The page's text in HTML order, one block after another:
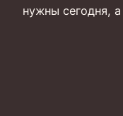
нужны сегодня,